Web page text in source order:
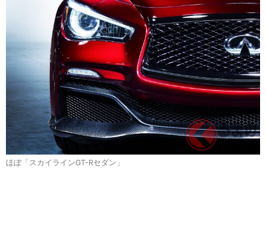
ほぼ「スカイラインGT-Rセダン」